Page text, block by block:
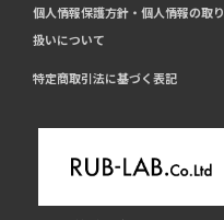
個人情報保護方針・個人情報の取り
扱いについて
特定商取引法に基づく表記